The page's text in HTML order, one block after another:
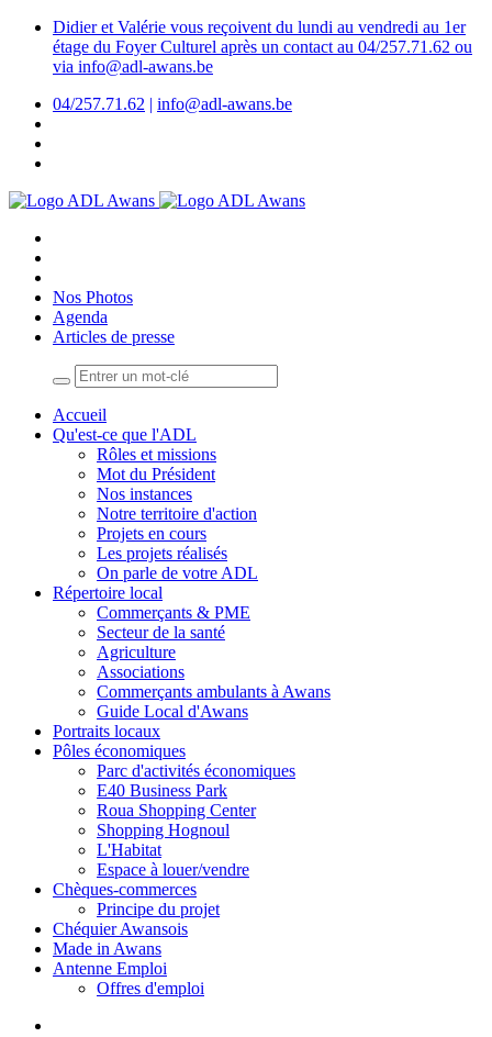
Didier et Valérie vous reçoivent du lundi au vendredi au 1er
étage du Foyer Culturel après un contact au 04/257.71.62 ou
via info@adl-awans.be
04/257.71.62 | info@adl-awans.be
Nos Photos
Agenda
Articles de presse
Accueil
Qu'est-ce que l'ADL
Rôles et missions
Mot du Président
Nos instances
Notre territoire d'action
Projets en cours
Les projets réalisés
On parle de votre ADL
Répertoire local
Commerçants & PME
Secteur de la santé
Agriculture
Associations
Commerçants ambulants à Awans
Guide Local d'Awans
Portraits locaux
Pôles économiques
Parc d'activités économiques
E40 Business Park
Roua Shopping Center
Shopping Hognoul
L'Habitat
Espace à louer/vendre
Chèques-commerces
Principe du projet
Chéquier Awansois
Made in Awans
Antenne Emploi
Offres d'emploi